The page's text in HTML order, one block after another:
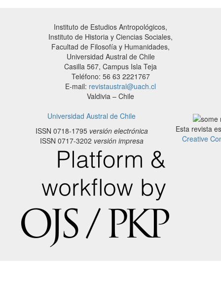
Instituto de Estudios Antropológicos,
Instituto de Historia y Ciencias Sociales,
Facultad de Filosofía y Humanidades,
Universidad Austral de Chile
Casilla 567, Campus Isla Teja
Teléfono: 56 63 2221767
E-mail: revistaustral@uach.cl
Valdivia – Chile
Universidad Austral de Chile
ISSN 0718-1795versión electrónica
ISSN 0717-3202 versión impresa
Esta revista
Creative